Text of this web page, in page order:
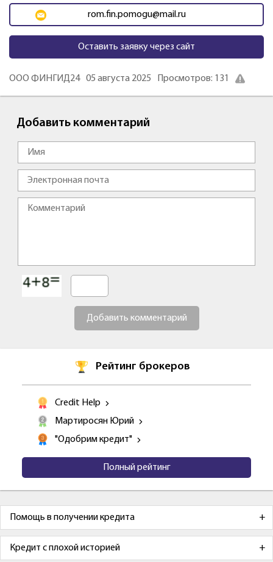
rom.fin.pomogu@mail.ru
Оставить заявку через сайт
ООО ФИНГИД24 05 августа 2025 Просмотров: 131
Добавить комментарий
Добавить комментарий
Рейтинг брокеров
Credit Help
Мартиросян Юрий
"Одобрим кредит"
Полный рейтинг
Помощь в получении кредита
Кредит с плохой историей